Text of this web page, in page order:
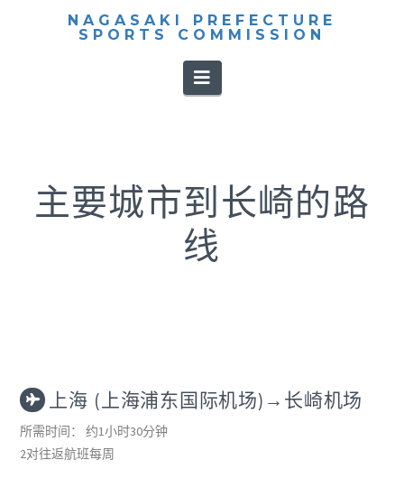
NAGASAKI PREFECTURE
SPORTS COMMISSION
Navigation
主要城市到长崎的路
线
上海 (上海浦东国际机场)→长崎机场
所需时间： 约1小时30分钟
2对往返航班每周